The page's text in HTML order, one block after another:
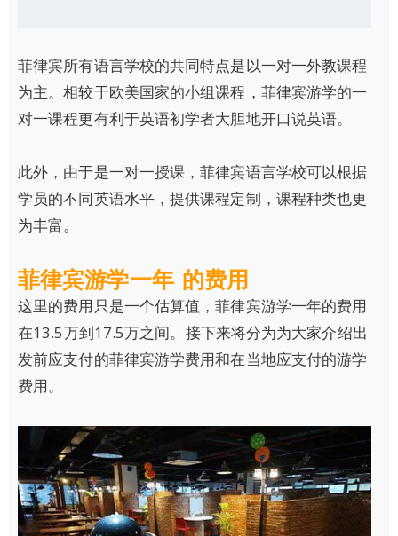
菲律宾所有语言学校的共同特点是以一对一外教课程
为主。相较于欧美国家的小组课程，菲律宾游学的一
对一课程更有利于英语初学者大胆地开口说英语。
此外，由于是一对一授课，菲律宾语言学校可以根据
学员的不同英语水平，提供课程定制，课程种类也更
为丰富。
菲律宾游学一年 的费用
这里的费用只是一个估算值，菲律宾游学一年的费用
在13.5万到17.5万之间。接下来将分为为大家介绍出
发前应支付的菲律宾游学费用和在当地应支付的游学
费用。